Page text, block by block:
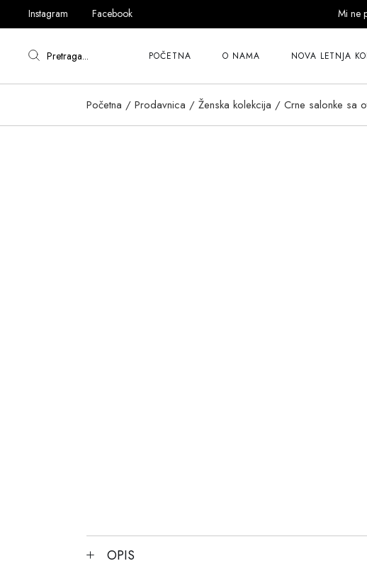
contentInstagram Facebook Mi ne
Pretraga... POČETNA O NAMA NOVA LETNJA
Početna Prodavnica Ženska kolekcija Crne salonke sa
OPIS